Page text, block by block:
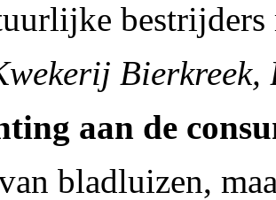
Bierkreek,
aan de
bladluizen,